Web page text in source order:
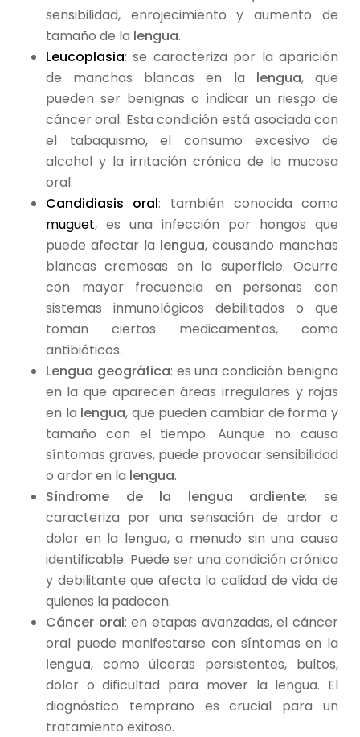
sensibilidad, enrojecimiento y aumento de
tamaño de la lengua.
Leucoplasia: se caracteriza por la aparición
de manchas blancas en la lengua, que
pueden ser benignas o indicar un riesgo de
cáncer oral. Esta condición está asociada con
el tabaquismo, el consumo excesivo de
alcohol y la irritación crónica de la mucosa
oral.
Candidiasis oral: también conocida como
muguet, es una infección por hongos que
puede afectar la lengua, causando manchas
blancas cremosas en la superficie. Ocurre
con mayor frecuencia en personas con
sistemas inmunológicos debilitados o que
toman ciertos medicamentos, como
antibióticos.
Lengua geográfica: es una condición benigna
en la que aparecen áreas irregulares y rojas
en la lengua, que pueden cambiar de forma y
tamaño con el tiempo. Aunque no causa
síntomas graves, puede provocar sensibilidad
o ardor en la lengua.
Síndrome de la lengua ardiente: se
caracteriza por una sensación de ardor o
dolor en la lengua, a menudo sin una causa
identificable. Puede ser una condición crónica
y debilitante que afecta la calidad de vida de
quienes la padecen.
Cáncer oral: en etapas avanzadas, el cáncer
oral puede manifestarse con síntomas en la
lengua, como úlceras persistentes, bultos,
dolor o dificultad para mover la lengua. El
diagnóstico temprano es crucial para un
tratamiento exitoso.